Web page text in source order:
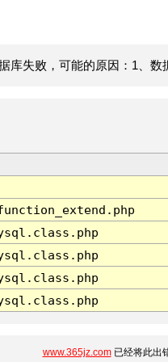
库失败，可能的原因：1、数
www.365jz.com已经将此出